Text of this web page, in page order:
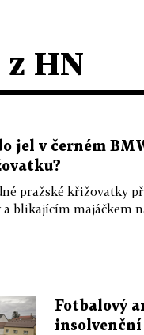
HN
jel v černém
pražské křižovatky
blikajícím majáčkem
Fotbalový
insolvenční